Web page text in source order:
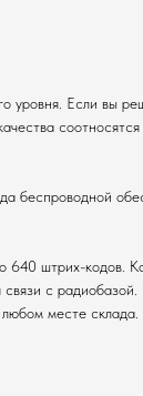
уровня. Если вы
соотносятся
беспроводной
640 штрих-кодов.
с
месте склада.